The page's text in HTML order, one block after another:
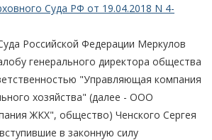
Суда РФ от 19.04.2018 N 4-
Российской Федерации Меркулов
генерального директора общества
"Управляющая компания
хозяйства" (далее - ООО
ЖКХ", общество) Ченского Сергея
в законную силу